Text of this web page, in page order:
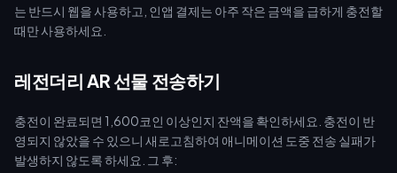
는 반드시 웹을 사용하고, 인앱 결제는 아주 작은 금액을 급하게 충전할
때만 사용하세요.
레전더리 AR 선물 전송하기
충전이 완료되면 1,600코인 이상인지 잔액을 확인하세요. 충전이 반
영되지 않았을 수 있으니 새로고침하여 애니메이션 도중 전송 실패가
발생하지 않도록 하세요. 그 후: